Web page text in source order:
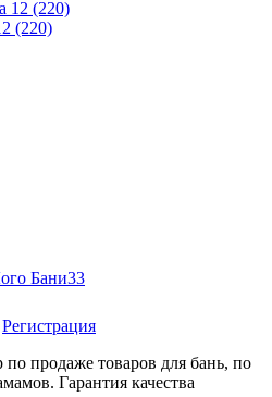
(220)
Регистрация
продаже товаров для бань, по
Гарантия качества